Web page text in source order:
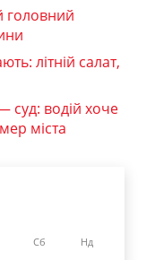
головний
літній салат,
суд: водій хоче
міста
Сб Нд